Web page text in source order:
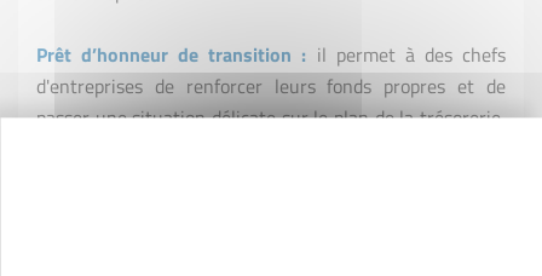
Prêt d’honneur de transition : il permet à des chefs
d'entreprises de renforcer leurs fonds propres et de
passer une situation délicate sur le plan de la trésorerie,